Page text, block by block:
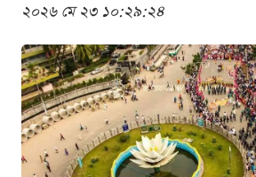
২০২৬ মে ২৩ ১০:২৯:২৪